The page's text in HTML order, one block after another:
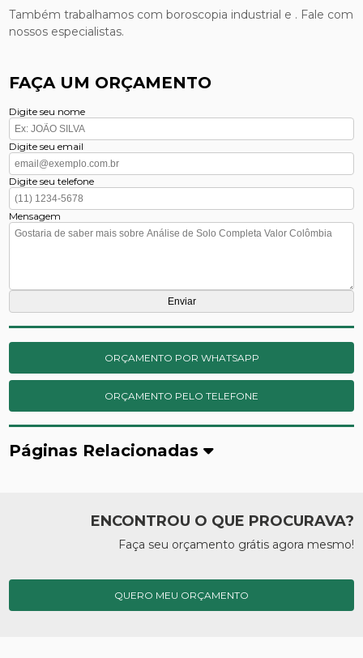
Também trabalhamos com boroscopia industrial e . Fale com
nossos especialistas.
FAÇA UM ORÇAMENTO
Digite seu nome
Digite seu email
Digite seu telefone
Mensagem
ORÇAMENTO POR WHATSAPP
ORÇAMENTO PELO TELEFONE
Páginas Relacionadas
ENCONTROU O QUE PROCURAVA?
Faça seu orçamento grátis agora mesmo!
QUERO MEU ORÇAMENTO